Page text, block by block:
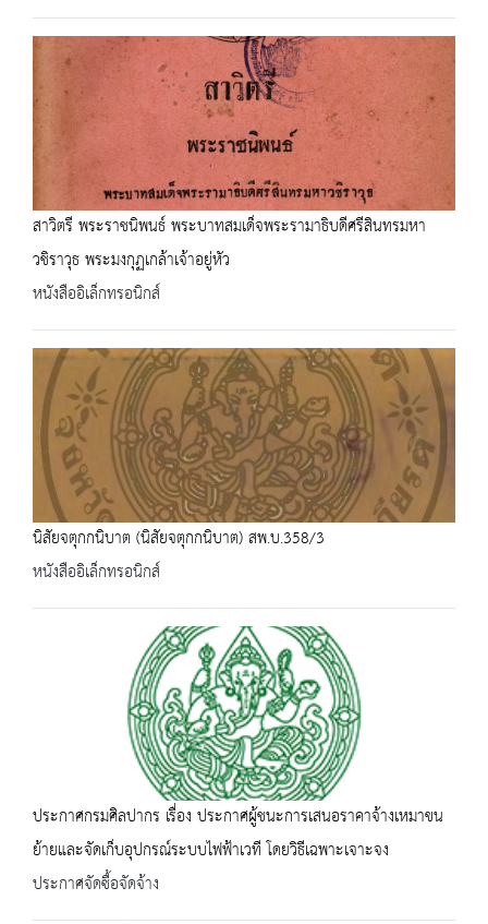
สาวิตรี พระราชนิพนธ์ พระบาทสมเด็จพระรามาธิบดีศรีสินทรมหา
วชิราวุธ พระมงกุฏเกล้าเจ้าอยู่หัว
หนังสืออิเล็กทรอนิกส์
นิสัยจตุกกนิบาต (นิสัยจตุกกนิบาต) สพ.บ.358/3
หนังสืออิเล็กทรอนิกส์
ประกาศกรมศิลปากร เรื่อง ประกาศผู้ชนะการเสนอราคาจ้างเหมาขน
ย้ายและจัดเก็บอุปกรณ์ระบบไฟฟ้าเวที โดยวิธีเฉพาะเจาะจง
ประกาศจัดซื้อจัดจ้าง